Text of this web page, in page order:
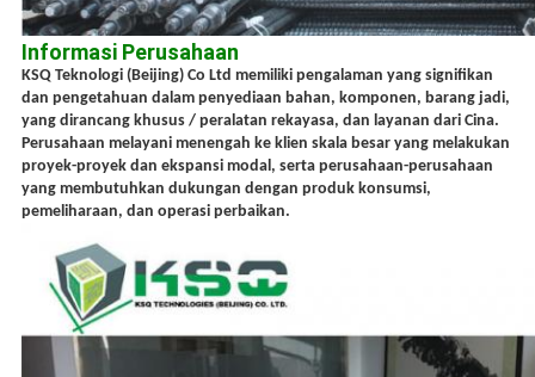
Informasi Perusahaan
KSQ Teknologi (Beijing) Co Ltd memiliki pengalaman yang signifikan
dan pengetahuan dalam penyediaan bahan, komponen, barang jadi,
yang dirancang khusus / peralatan rekayasa, dan layanan dari Cina.
Perusahaan melayani menengah ke klien skala besar yang melakukan
proyek-proyek dan ekspansi modal, serta perusahaan-perusahaan
yang membutuhkan dukungan dengan produk konsumsi,
pemeliharaan, dan operasi perbaikan.